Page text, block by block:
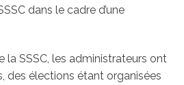
dans le cadre d’une
la SSSC, les administrateurs ont
des élections étant organisées